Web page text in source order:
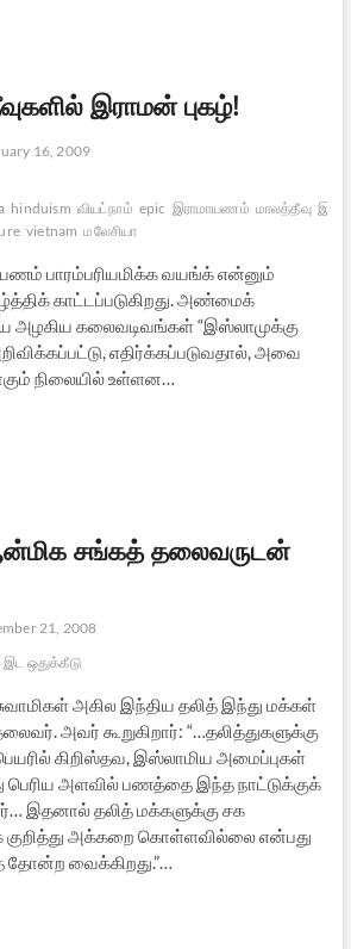
இராமன் புகழ்!
16, 2009
hinduism வியட்நாம் epic இராமாயணம் மாலத்தீவு
vietnam மலேசியா
பாரம்பரியமிக்க வயங்க் என்னும்
காட்டப்படுகிறது. அண்மைக்
அழகிய கலைவடிவங்கள் “இஸ்லாமுக்கு
எதிர்க்கப்படுவதால், அவை
நிலையில் உள்ளன…
சங்கத் தலைவருடன்
21, 2008
இட ஒதுக்கீடு
அகில இந்திய தலித் இந்து மக்கள்
அவர் கூறுகிறார்: “…தலித்துகளுக்கு
கிறிஸ்தவ, இஸ்லாமிய அமைப்புகள்
பெரிய அளவில் பணத்தை இந்த நாட்டுக்குக்
இதனால் தலித் மக்களுக்கு சக
அக்கறை கொள்ளவில்லை என்பது
வைக்கிறது.”…